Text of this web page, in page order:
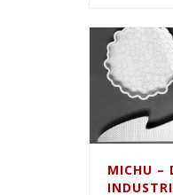
MICHU –